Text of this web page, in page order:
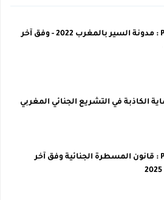
تحميل PDF : مدونة السير بالمغرب 2022 - وفق آخر
الكاذبة في التشريع الجنائي المغربي
تحميل PDF : قانون المسطرة الجنائية وفق آخر